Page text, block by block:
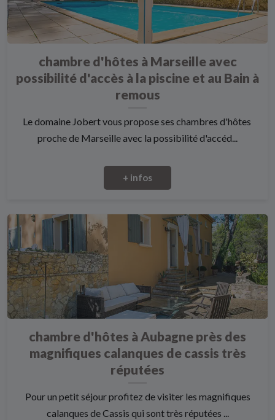
chambre d'hôtes à Marseille avec
possibilité d'accès à la piscine et au Bain à
remous
Le domaine Jobert vous propose ses chambres d'hôtes
proche de Marseille avec la possibilité d'accéd...
+ infos
chambre d'hôtes à Aubagne près des
magnifiques calanques de cassis très
réputées
Pour un petit séjour profitez de visiter les magnifiques
calanques de Cassis qui sont très réputées ...